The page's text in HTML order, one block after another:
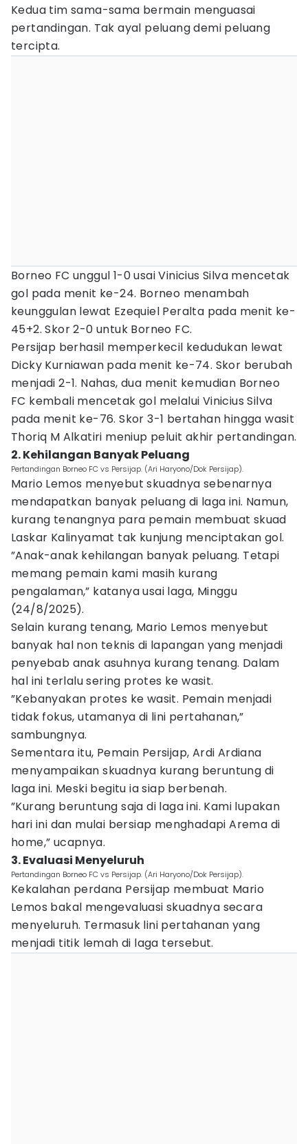
Kedua tim sama-sama bermain menguasai
pertandingan. Tak ayal peluang demi peluang
tercipta.
Borneo FC unggul 1-0 usai Vinicius Silva mencetak
gol pada menit ke-24. Borneo menambah
keunggulan lewat Ezequiel Peralta pada menit ke-
45+2. Skor 2-0 untuk Borneo FC.
Persijap berhasil memperkecil kedudukan lewat
Dicky Kurniawan pada menit ke-74. Skor berubah
menjadi 2-1. Nahas, dua menit kemudian Borneo
FC kembali mencetak gol melalui Vinicius Silva
pada menit ke-76. Skor 3-1 bertahan hingga wasit
Thoriq M Alkatiri meniup peluit akhir pertandingan.
2. Kehilangan Banyak Peluang
Pertandingan Borneo FC vs Persijap. (Ari Haryono/Dok Persijap).
Mario Lemos menyebut skuadnya sebenarnya
mendapatkan banyak peluang di laga ini. Namun,
kurang tenangnya para pemain membuat skuad
Laskar Kalinyamat tak kunjung menciptakan gol.
”Anak-anak kehilangan banyak peluang. Tetapi
memang pemain kami masih kurang
pengalaman,” katanya usai laga, Minggu
(24/8/2025).
Selain kurang tenang, Mario Lemos menyebut
banyak hal non teknis di lapangan yang menjadi
penyebab anak asuhnya kurang tenang. Dalam
hal ini terlalu sering protes ke wasit.
”Kebanyakan protes ke wasit. Pemain menjadi
tidak fokus, utamanya di lini pertahanan,”
sambungnya.
Sementara itu, Pemain Persijap, Ardi Ardiana
menyampaikan skuadnya kurang beruntung di
laga ini. Meski begitu ia siap berbenah.
”Kurang beruntung saja di laga ini. Kami lupakan
hari ini dan mulai bersiap menghadapi Arema di
home,” ucapnya.
3. Evaluasi Menyeluruh
Pertandingan Borneo FC vs Persijap. (Ari Haryono/Dok Persijap).
Kekalahan perdana Persijap membuat Mario
Lemos bakal mengevaluasi skuadnya secara
menyeluruh. Termasuk lini pertahanan yang
menjadi titik lemah di laga tersebut.